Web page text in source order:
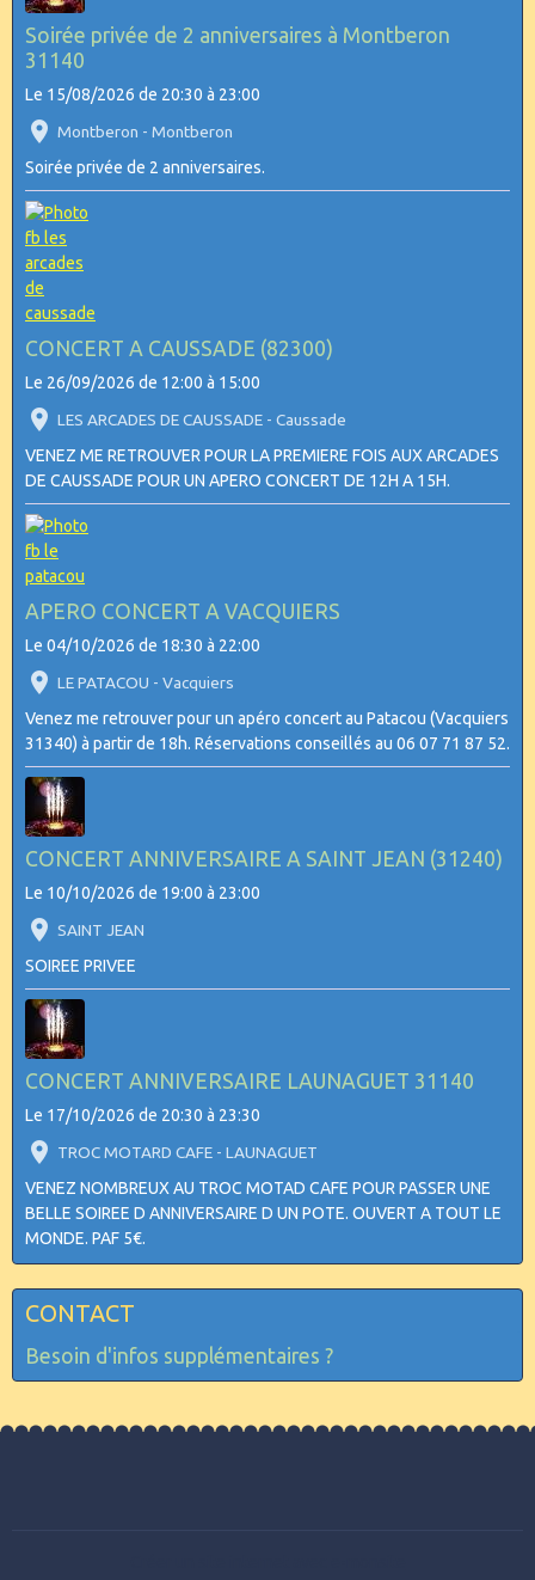
Soirée privée de 2 anniversaires à Montberon
31140
Le 15/08/2026 de 20:30 à 23:00
Montberon - Montberon
Soirée privée de 2 anniversaires.
CONCERT A CAUSSADE (82300)
Le 26/09/2026 de 12:00 à 15:00
LES ARCADES DE CAUSSADE - Caussade
VENEZ ME RETROUVER POUR LA PREMIERE FOIS AUX ARCADES
DE CAUSSADE POUR UN APERO CONCERT DE 12H A 15H.
APERO CONCERT A VACQUIERS
Le 04/10/2026 de 18:30 à 22:00
LE PATACOU - Vacquiers
Venez me retrouver pour un apéro concert au Patacou (Vacquiers
31340) à partir de 18h. Réservations conseillés au 06 07 71 87 52.
CONCERT ANNIVERSAIRE A SAINT JEAN (31240)
Le 10/10/2026 de 19:00 à 23:00
SAINT JEAN
SOIREE PRIVEE
CONCERT ANNIVERSAIRE LAUNAGUET 31140
Le 17/10/2026 de 20:30 à 23:30
TROC MOTARD CAFE - LAUNAGUET
VENEZ NOMBREUX AU TROC MOTAD CAFE POUR PASSER UNE
BELLE SOIREE D ANNIVERSAIRE D UN POTE. OUVERT A TOUT LE
MONDE. PAF 5€.
CONTACT
Besoin d'infos supplémentaires ?